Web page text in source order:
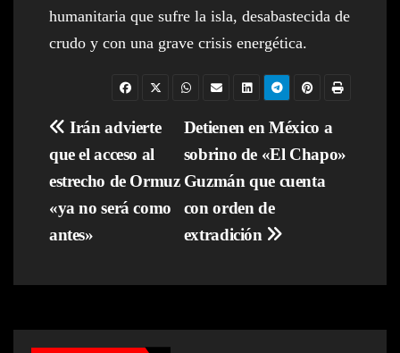
humanitaria que sufre la isla, desabastecida de
crudo y con una grave crisis energética.
Navegación
de
entradas
Detienen en México a
sobrino de «El Chapo»
Guzmán que cuenta
con orden de
extradición
Irán advierte
que el acceso al
estrecho de Ormuz
«ya no será como
antes»